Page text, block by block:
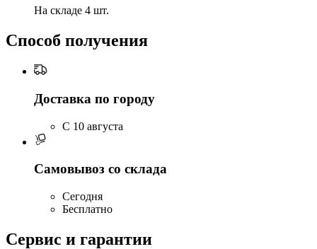
На складе 4 шт.
Способ получения
Доставка по городу
C 10 августа
Самовывоз со склада
Сегодня
Бесплатно
Сервис и гарантии